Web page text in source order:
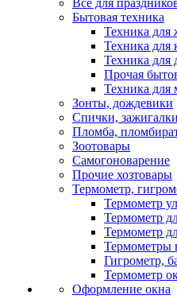
Все для
Бытовая техника
Техника
Техника для
Техника для
Прочая
Техника для
Зонты, дождевики
Спички, зажигалки
Пломба,
Зоотовары
Самогоноварение
Прочие хозтовары
Термометр,
Термометр
Термометр
Термометр
Термометры
Гигрометр,
Термометр
Оформление окна